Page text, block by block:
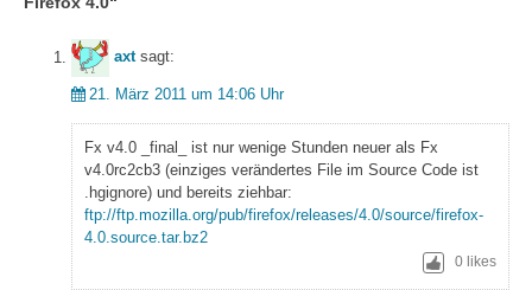
axt sagt:
21. März 2011 um 14:06 Uhr
Fx v4.0 _final_ ist nur wenige Stunden neuer als Fx
v4.0rc2cb3 (einziges verändertes File im Source Code ist
.hgignore) und bereits ziehbar:
ftp://ftp.mozilla.org/pub/firefox/releases/4.0/source/firefox-
4.0.source.tar.bz2
0likes